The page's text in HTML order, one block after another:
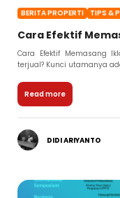
BERITA PROPERTI TIPS &
Cara Efektif
Cara Efektif Memasang
terjual? Kunci utamanya
Read more
DIDI ARIYANTO